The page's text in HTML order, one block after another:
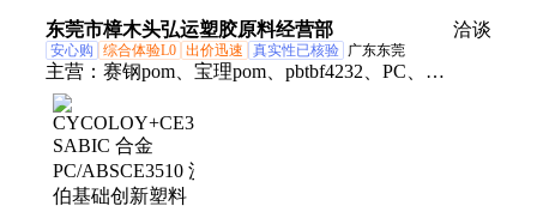
尺寸稳定 工程
料
东莞市樟木头弘运塑胶原料经营部 洽谈
安心购 综合体验L0 出价迅速 真实性已核验 广东东莞
主营： 赛钢pom、宝理pom、pbtbf4232、PC、
5vaabs764、pa46ts35o、阻燃abs、abs100g30、透明
abs、dupontpom、PPS、POM、PA66、PA6、PPA、
PBT、LCP、PMMA、TPU、TPV、TPE、TPEE、
ABS、PET